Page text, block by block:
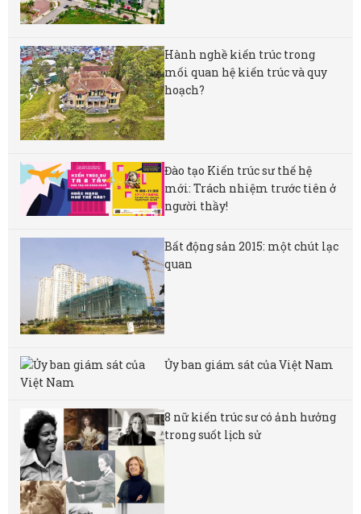
Hành nghề kiến trúc trong
mối quan hệ kiến trúc và quy
hoạch?
Đào tạo Kiến trúc sư thế hệ
mới: Trách nhiệm trước tiên ở
người thầy!
Bất động sản 2015: một chút lạc
quan
Ủy ban giám sát của Việt Nam
8 nữ kiến ​​trúc sư có ảnh hưởng
trong suốt lịch sử